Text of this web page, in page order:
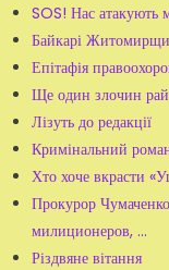
SOS! Нас атакують
Байкарі
Епітафія
Ще один злочин
Лізуть до редакції
Кримінальний
Хто хоче вкрасти
Прокурор
милиционеров, ...
Різдвяне вітання